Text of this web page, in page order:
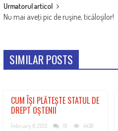
Urmatorul articol
Nu mai aveţi pic de ruşine, ticăloşilor!
SIMILAR POSTS
CUM ÎȘI PLĂTEȘTE STATUL DE
DREPT OȘTENII
February 6, 2015 19 4458